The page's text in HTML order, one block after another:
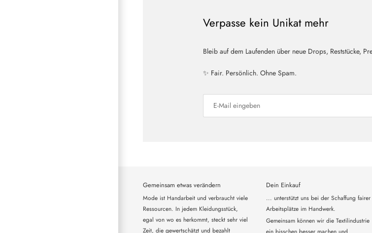
Verpasse kein Unikat mehr
Bleib auf dem Laufenden über neue Drops, Reststücke,
✨ Fair. Persönlich. Ohne Spam.
Gemeinsam etwas verändern
Mode ist Handarbeit und verbraucht viele
Ressourcen. In jedem Kleidungsstück,
egal von wo es herkommt, steckt sehr viel
Zeit, die gewertschätzt und bezahlt
Dein Einkauf
... unterstützt uns bei der Schaffung fairer
Arbeitsplätze im Handwerk.
Gemeinsam können wir die Textilindustrie
ein bisschen besser machen und